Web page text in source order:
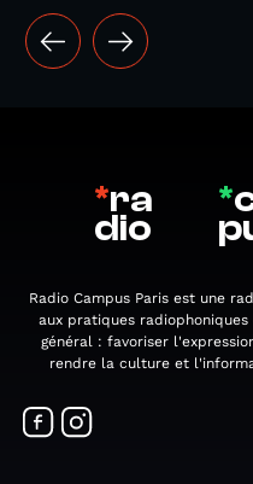
*ra
dio
*
Radio Campus Paris est une
aux pratiques
général : favoriser
rendre la culture et